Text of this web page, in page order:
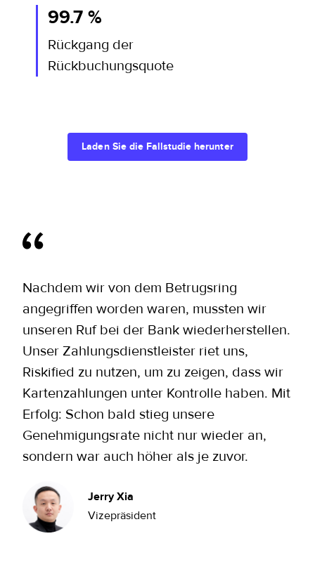
99.7 %
Rückgang der
Rückbuchungsquote
Laden Sie die Fallstudie herunter
Jerry Xia
Vizepräsident
Nachdem wir von dem Betrugsring
angegriffen worden waren, mussten wir
unseren Ruf bei der Bank wiederherstellen.
Unser Zahlungsdienstleister riet uns,
Riskified zu nutzen, um zu zeigen, dass wir
Kartenzahlungen unter Kontrolle haben. Mit
Erfolg: Schon bald stieg unsere
Genehmigungsrate nicht nur wieder an,
sondern war auch höher als je zuvor.